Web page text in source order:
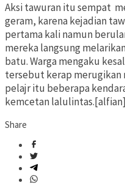
Aksi tawuran itu sempat
geram, karena kejadian
pertama kali namun
mereka langsung
batu. Warga mengaku
tersebut kerap merugikan
pelajr itu beberapa
kemcetan lalulintas.[alfian]
Share